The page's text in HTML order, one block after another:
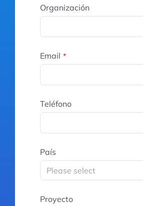
Organización
Email *
Teléfono
País
Proyecto